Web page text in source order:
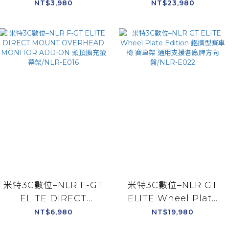
MONITOR STAND 電
單螢幕55吋/NLR-A020
NT$3,980
專業模擬飛行 飛行椅 賽
S018
NT$23,980
米特3C數位–NLR F-GT
ELITE DIRECT
MOUNT OVERHEAD
NT$6,980
米特3C數位–NLR GT
ELITE Wheel Plate
Edition 鋁擠型賽車椅
NT$19,980